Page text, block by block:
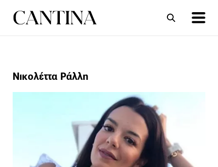
ΣΥΝΤΑΓΕΣ
Νικολέττα Ράλλη